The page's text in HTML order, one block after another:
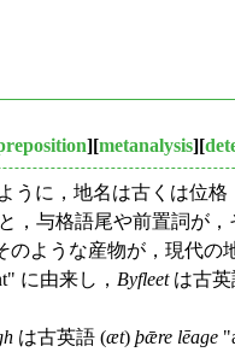
][metanalysis][
うに，地名は古くは位
与格語尾や前置詞が
ような産物が，現代の
に由来し， Byfleetは古英
は古英語 (æt) þǣre lēage